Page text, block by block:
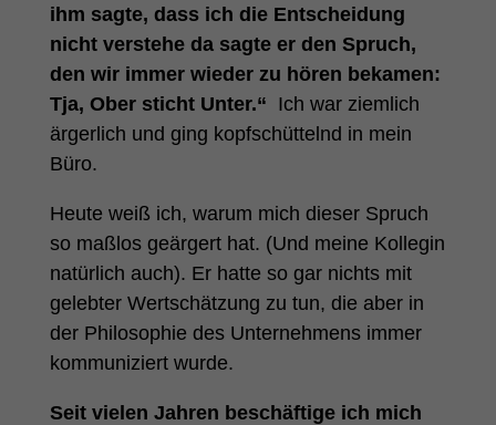
ihm sagte, dass ich die Entscheidung
nicht verstehe da sagte er den Spruch,
den wir immer wieder zu hören bekamen:
Tja, Ober sticht Unter.“ Ich war ziemlich
ärgerlich und ging kopfschüttelnd in mein
Büro.
Heute weiß ich, warum mich dieser Spruch
so maßlos geärgert hat. (Und meine Kollegin
natürlich auch). Er hatte so gar nichts mit
gelebter Wertschätzung zu tun, die aber in
der Philosophie des Unternehmens immer
kommuniziert wurde.
Seit vielen Jahren beschäftige ich mich